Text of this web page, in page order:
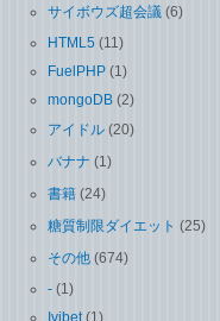
サイボウズ超会議 (6)
HTML5 (11)
FuelPHP (1)
mongoDB (2)
アイドル (20)
バナナ (1)
書籍 (24)
糖質制限ダイエット (25)
その他 (674)
- (1)
Ivibet (1)